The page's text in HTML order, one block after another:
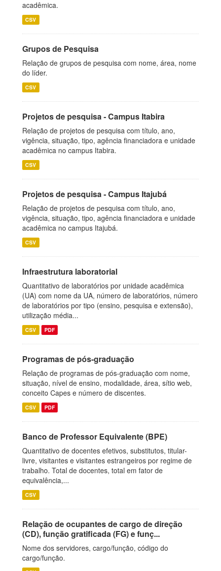
acadêmica.
CSV
Grupos de Pesquisa
Relação de grupos de pesquisa com nome, área, nome
do líder.
CSV
Projetos de pesquisa - Campus Itabira
Relação de projetos de pesquisa com título, ano,
vigência, situação, tipo, agência financiadora e unidade
acadêmica no campus Itabira.
CSV
Projetos de pesquisa - Campus Itajubá
Relação de projetos de pesquisa com título, ano,
vigência, situação, tipo, agência financiadora e unidade
acadêmica no campus Itajubá.
CSV
Infraestrutura laboratorial
Quantitativo de laboratórios por unidade acadêmica
(UA) com nome da UA, número de laboratórios, número
de laboratórios por tipo (ensino, pesquisa e extensão),
utilização média...
CSV PDF
Programas de pós-graduação
Relação de programas de pós-graduação com nome,
situação, nível de ensino, modalidade, área, sítio web,
conceito Capes e número de discentes.
CSV PDF
Banco de Professor Equivalente (BPE)
Quantitativo de docentes efetivos, substitutos, titular-
livre, visitantes e visitantes estrangeiros por regime de
trabalho. Total de docentes, total em fator de
equivalência,...
CSV
Relação de ocupantes de cargo de direção
(CD), função gratificada (FG) e funç...
Nome dos servidores, cargo/função, código do
cargo/função.